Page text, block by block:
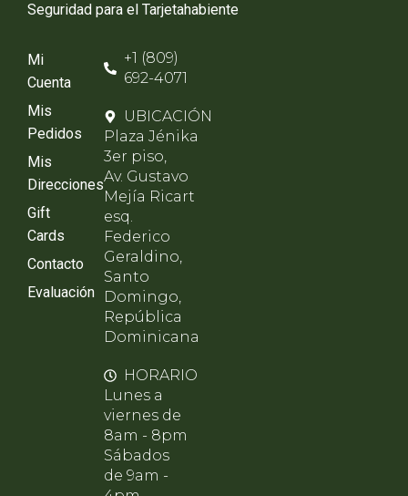
Seguridad para el Tarjetahabiente
Mi
Cuenta
Mis
Pedidos
Mis
Direcciones
Gift
Cards
Contacto
Evaluación
+1 (809)
692-4071
UBICACIÓN
Plaza Jénika
3er piso,
Av. Gustavo
Mejía Ricart
esq.
Federico
Geraldino,
Santo
Domingo,
República
Dominicana
HORARIO
Lunes a
viernes de
8am - 8pm
Sábados
de 9am -